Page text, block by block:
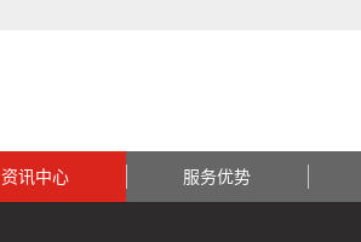
资讯中心 服务优势